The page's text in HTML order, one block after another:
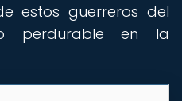
estos guerreros del
perdurable en la